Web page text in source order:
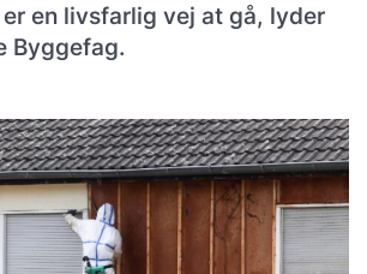
en livsfarlig vej at gå, lyder
Byggefag.